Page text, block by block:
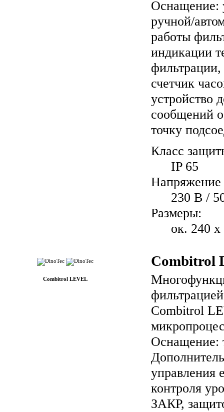
Оснащение:
ручной/
работы
индикации
счетчик
устройство
сообщений
точку
Класс
IP 65
Напряжение
230 В /
Размеры:
ок. 240
Combitrol LEVEL
Combitrol
Combitrol
Оснащение:
управления
контроля
ЗАКР,